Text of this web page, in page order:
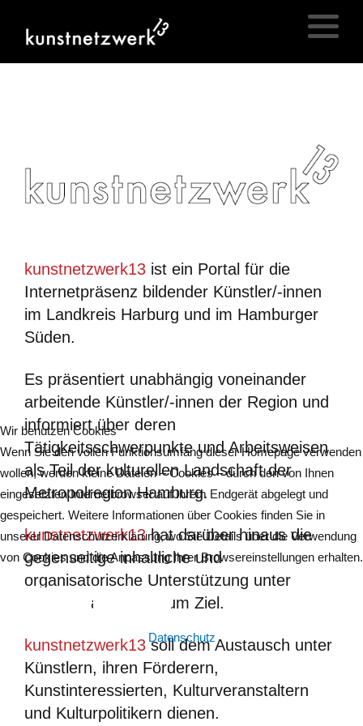
kunstnetzwerk13 ist ein Portal für die
Internetpräsenz bildender Künstler/-innen
im Landkreis Harburg und im Hamburger
Süden.
Es präsentiert unabhängig voneinander
arbeitende Künstler/-innen der Region und
informiert über deren
Tätigkeitsschwerpunkte und Arbeitsweisen
als Teil der kulturellen Landschaft der
Metropolregion Hamburg.
kunstnetzwerk13hat darüber hinaus die
gegenseitige inhaltliche und
organisatorische Unterstützung unter
Kunstschaffenden zum Ziel.
kunstnetzwerk13soll dem Austausch unter
Künstlern, ihren Förderern,
Kunstinteressierten, Kulturveranstaltern
und Kulturpolitikern dienen.
Wir benutzen Cookies
Wenn Sie den vollen Funktionsumfang dieser Homepage verwenden
wollen, werden kleine Dateien – Cookies – durch den von Ihnen
eingesetzten Internetbrowser auf Ihrem Endgerät abgelegt und
gespeichert. Weitere Informationen über Cookies finden Sie in
unserer Datenschutzerklärung, wo Sie Details über die Verwendung
von Cookies und die Anpassung Ihrer Browsereinstellungen erhalten.
Datenschutz